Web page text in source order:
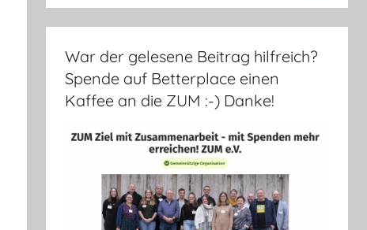
War der gelesene Beitrag hilfreich?
Spende auf Betterplace einen
Kaffee an die ZUM :-) Danke!